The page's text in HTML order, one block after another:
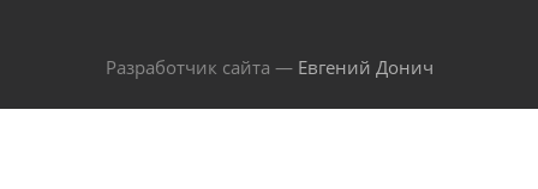
Разработчик сайта — Евгений Донич